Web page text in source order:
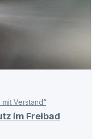
Verstand“
im Freibad